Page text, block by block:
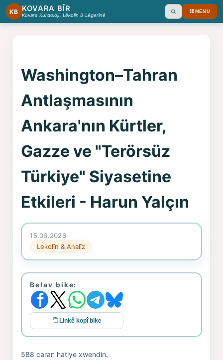
KB KOVARA BÎR
Kovara Kurdoloji, Lêkolîn û Lêgerînê Ara MENU
Washington–Tahran
Antlaşmasının
Ankara'nın Kürtler,
Gazze ve "Terörsüz
Türkiye" Siyasetine
Etkileri - Harun Yalçın
15.06.2026
Lekolîn & Analîz
Belav bike:
Linkê kopî bike
588 caran hatiye xwendin.